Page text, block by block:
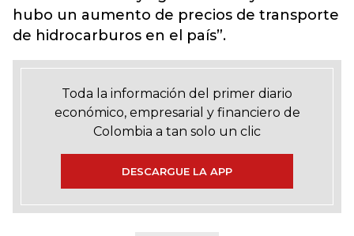
hubo un aumento de precios de transporte
de hidrocarburos en el país”.
Toda la información del primer diario
económico, empresarial y financiero de
Colombia a tan solo un clic
DESCARGUE LA APP